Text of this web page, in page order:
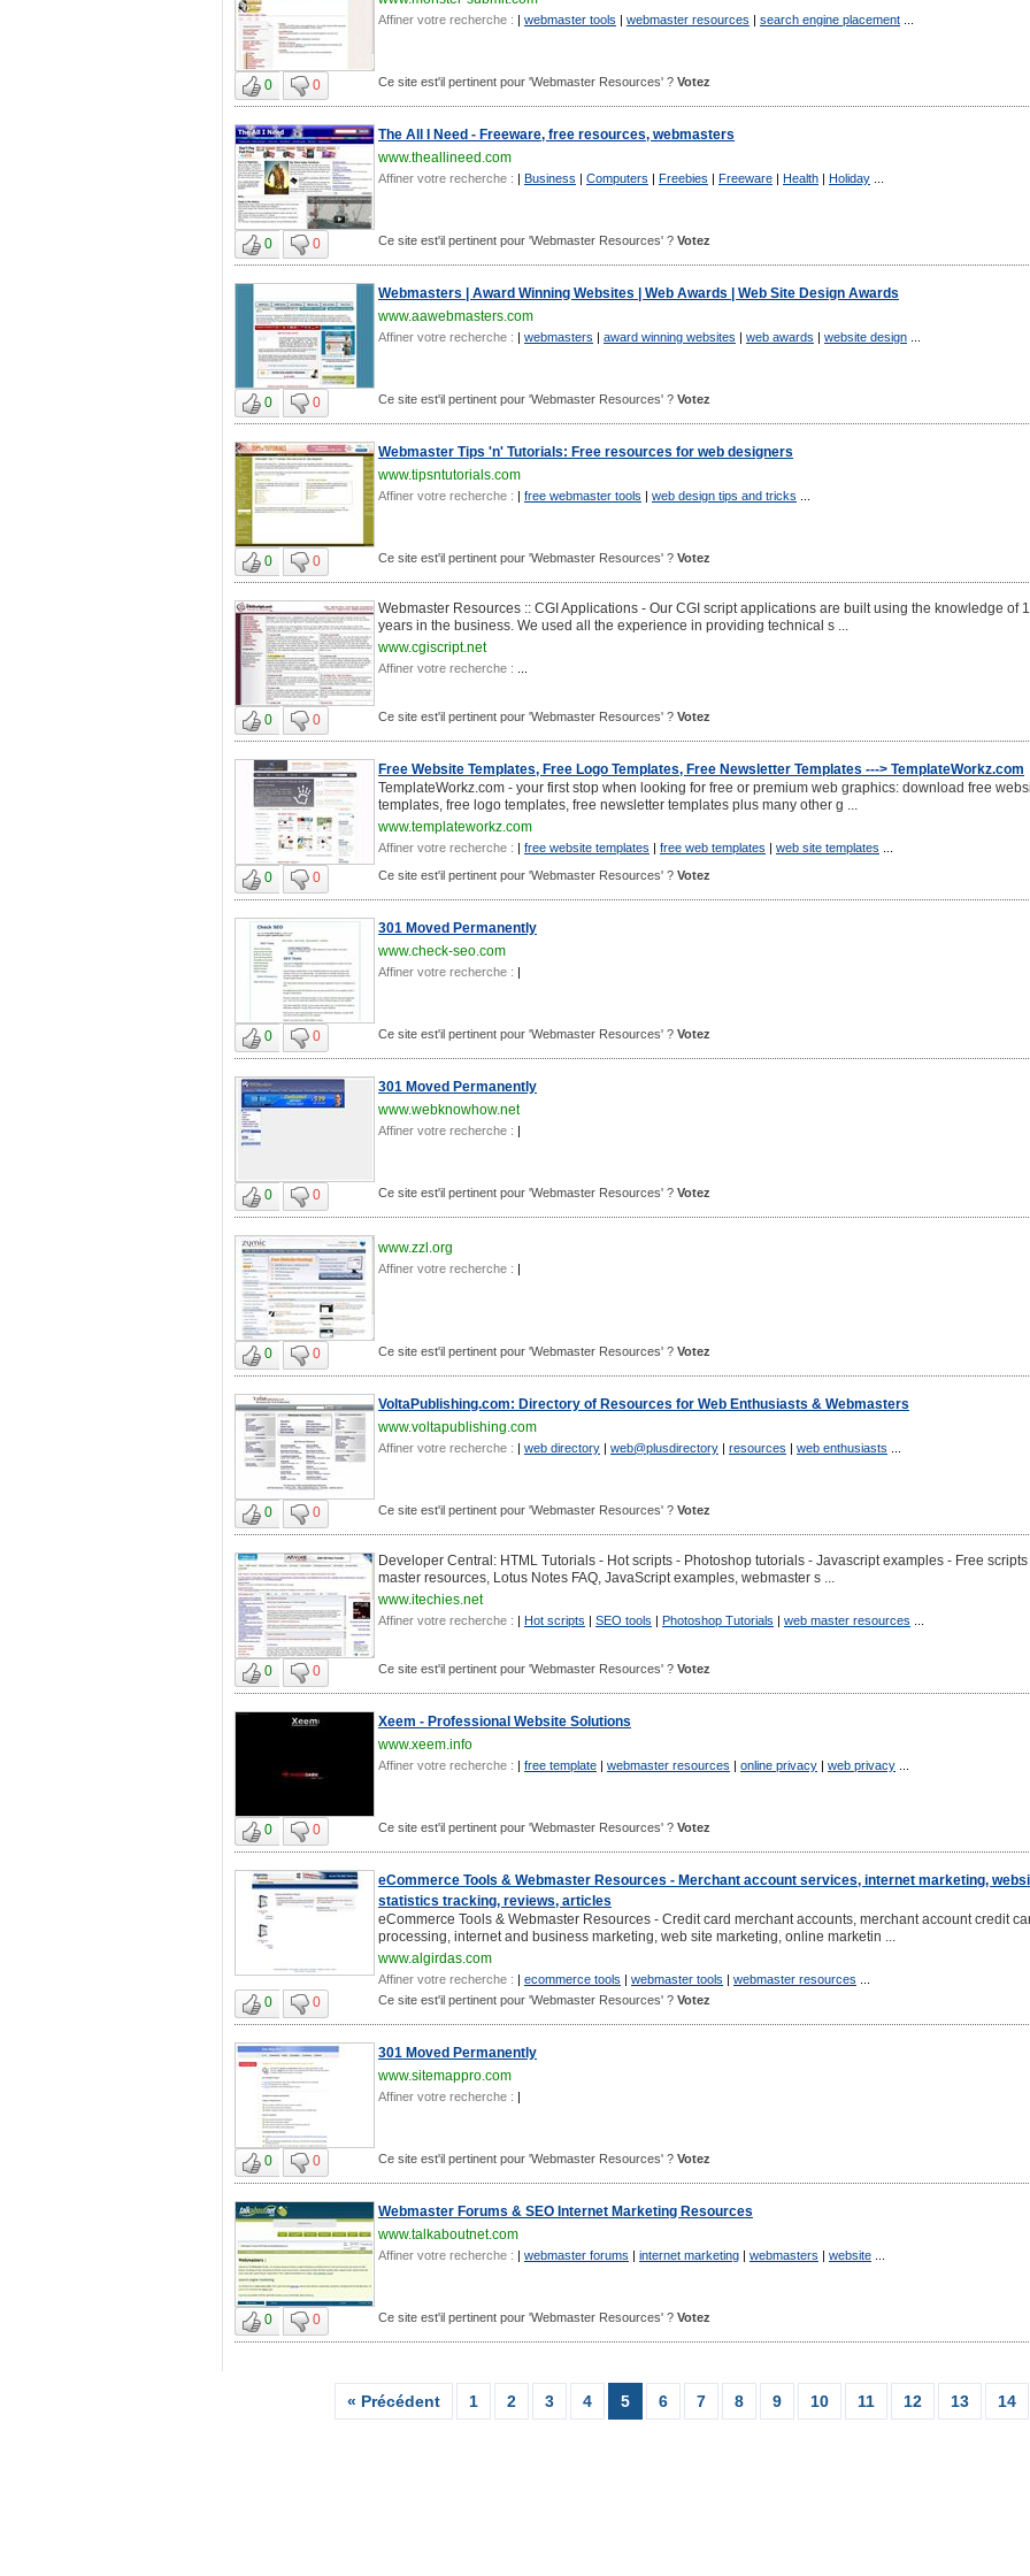
Affiner votre recherche : | webmaster tools | webmaster resources | search engine placement
0 0 Ce site est'il pertinent pour 'Webmaster Resources' ? Votez
The All I Need - Freeware, free resources, webmasters
www.theallineed.com
Affiner votre recherche : | Business | Computers | Freebies | Freeware | Health | Holiday
0 0 Ce site est'il pertinent pour 'Webmaster Resources' ? Votez
Webmasters | Award Winning Websites | Web Awards | Web Site Design Awards
www.aawebmasters.com
Affiner votre recherche : | webmasters | award winning websites | web awards | website design
0 0 Ce site est'il pertinent pour 'Webmaster Resources' ? Votez
Webmaster Tips 'n' Tutorials: Free resources for web designers
www.tipsntutorials.com
Affiner votre recherche : | free webmaster tools | web design tips and tricks
0 0 Ce site est'il pertinent pour 'Webmaster Resources' ? Votez
Webmaster Resources :: CGI Applications - Our CGI script applications are built using the knowledge of
years in the business. We used all the experience in providing technical s ...
www.cgiscript.net
Affiner votre recherche :
0 0 Ce site est'il pertinent pour 'Webmaster Resources' ? Votez
Free Website Templates, Free Logo Templates, Free Newsletter Templates ---> TemplateWorkz.com
TemplateWorkz.com - your first stop when looking for free or premium web graphics: download free
templates, free logo templates, free newsletter templates plus many other g ...
www.templateworkz.com
Affiner votre recherche : | free website templates | free web templates | web site templates
0 0 Ce site est'il pertinent pour 'Webmaster Resources' ? Votez
301 Moved Permanently
www.check-seo.com
Affiner votre recherche : |
0 0 Ce site est'il pertinent pour 'Webmaster Resources' ? Votez
301 Moved Permanently
www.webknowhow.net
Affiner votre recherche : |
0 0 Ce site est'il pertinent pour 'Webmaster Resources' ? Votez
www.zzl.org
Affiner votre recherche : |
0 0 Ce site est'il pertinent pour 'Webmaster Resources' ? Votez
VoltaPublishing.com: Directory of Resources for Web Enthusiasts & Webmasters
www.voltapublishing.com
Affiner votre recherche : | web directory | web@plusdirectory | resources | web enthusiasts
0 0 Ce site est'il pertinent pour 'Webmaster Resources' ? Votez
Developer Central: HTML Tutorials - Hot scripts - Photoshop tutorials - Javascript examples - Free
master resources, Lotus Notes FAQ, JavaScript examples, webmaster s ...
www.itechies.net
Affiner votre recherche : | Hot scripts | SEO tools | Photoshop Tutorials | web master resources
0 0 Ce site est'il pertinent pour 'Webmaster Resources' ? Votez
Xeem - Professional Website Solutions
www.xeem.info
Affiner votre recherche : | free template | webmaster resources | online privacy | web privacy
0 0 Ce site est'il pertinent pour 'Webmaster Resources' ? Votez
eCommerce Tools & Webmaster Resources - Merchant account services, internet marketing,
statistics tracking, reviews, articles
eCommerce Tools & Webmaster Resources - Credit card merchant accounts, merchant account credit
processing, internet and business marketing, web site marketing, online marketin ...
www.algirdas.com
Affiner votre recherche : | ecommerce tools | webmaster tools | webmaster resources
0 0 Ce site est'il pertinent pour 'Webmaster Resources' ? Votez
301 Moved Permanently
www.sitemappro.com
Affiner votre recherche : |
0 0 Ce site est'il pertinent pour 'Webmaster Resources' ? Votez
Webmaster Forums & SEO Internet Marketing Resources
www.talkaboutnet.com
Affiner votre recherche : | webmaster forums | internet marketing | webmasters | website
0 0 Ce site est'il pertinent pour 'Webmaster Resources' ? Votez
14
13
12
11
10
9
8
7
6
5
4
3
2
1
« Précédent